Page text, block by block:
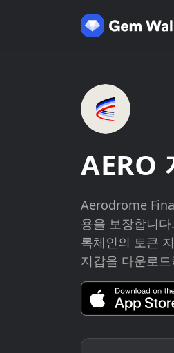
AERO
Aerodrome
용을 보장합니
록체인의 토큰
지갑을 다운로